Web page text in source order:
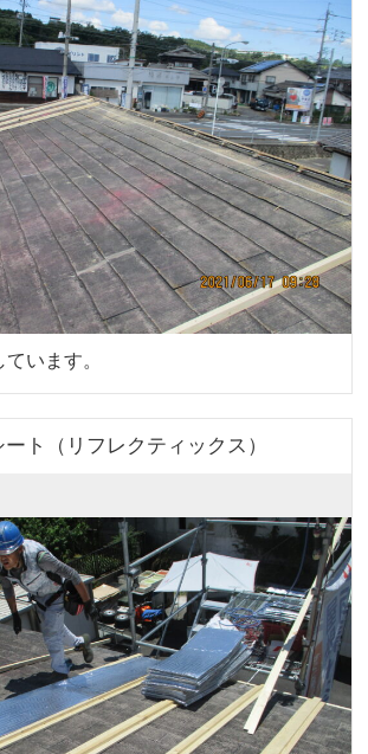
います。
ト（リフレクティックス）